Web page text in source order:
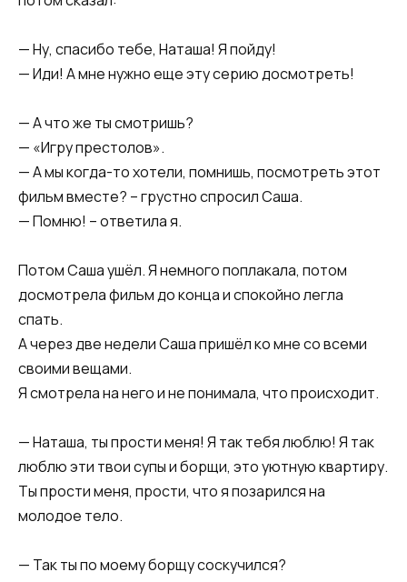
— Ну, спасибо тебе, Наташа! Я пойду!
— Иди! А мне нужно еще эту серию досмотреть!
— А что же ты смотришь?
— «Игру престолов».
— А мы когда-то хотели, помнишь, посмотреть этот
фильм вместе? – грустно спросил Саша.
— Помню! – ответила я.
Потом Саша ушёл. Я немного поплакала, потом
досмотрела фильм до конца и спокойно легла
спать.
А через две недели Саша пришёл ко мне со всеми
своими вещами.
Я смотрела на него и не понимала, что происходит.
— Наташа, ты прости меня! Я так тебя люблю! Я так
люблю эти твои супы и борщи, это уютную квартиру.
Ты прости меня, прости, что я позарился на
молодое тело.
— Так ты по моему борщу соскучился?